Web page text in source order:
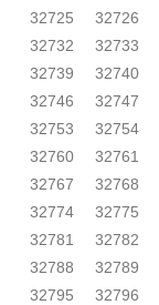
32725
32726
32732
32733
32739
32740
32746
32747
32753
32754
32760
32761
32767
32768
32774
32775
32781
32782
32788
32789
32795
32796